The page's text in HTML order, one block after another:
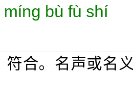
míng bù fù shí
符合。名声或名